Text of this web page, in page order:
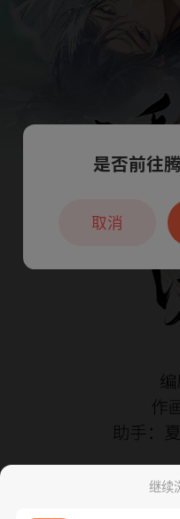
继续
本章节仅支持
是否前往
取消